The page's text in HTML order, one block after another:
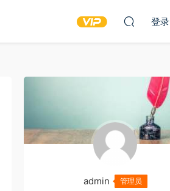
登录
admin 管理员